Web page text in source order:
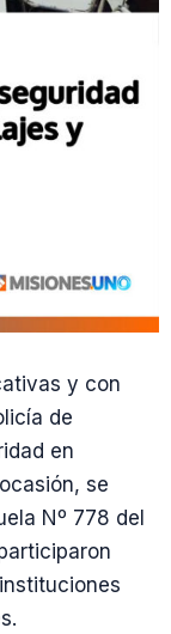
y con
de
en
se
Nº 778 del